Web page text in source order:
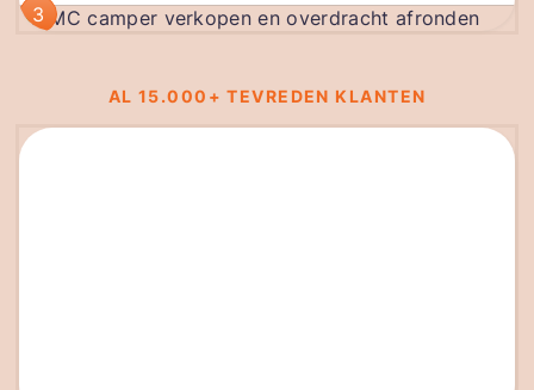
3
AL 15.000+ TEVREDEN KLANTEN